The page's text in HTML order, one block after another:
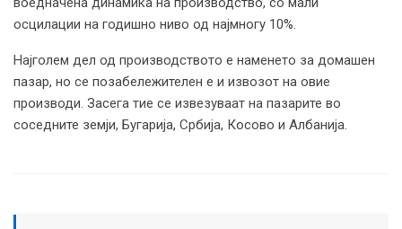
осцилации на годишно ниво од најмногу 10%.
Најголем дел од производството е наменето за домашен
пазар, но се позабележителен е и извозот на овие
производи. Засега тие се извезуваат на пазарите во
соседните земји, Бугарија, Србија, Косово и Албанија.